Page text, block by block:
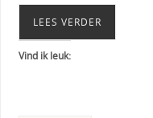
LEES VERDER
Vind ik leuk: